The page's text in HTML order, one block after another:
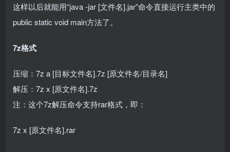
这样以后就能用“java -jar [文件名].jar”命令直接运行主类中的
public static void main方法了。
7z格式
压缩：7z a [目标文件名].7z [原文件名/目录名]
解压：7z x [原文件名].7z
注：这个7z解压命令支持rar格式，即：
7z x [原文件名].rar